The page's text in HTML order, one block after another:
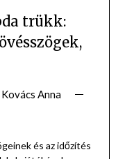
trükk:
Kovács Anna
és az időzítés